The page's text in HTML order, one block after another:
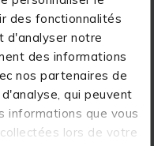
des fonctionnalités
d'analyser notre
des informations
nos partenaires de
qui peuvent
informations que vous
lors de votre
légèreté réunies:
% aluminium, la
robusteetfacile à
et la résistance
dans un format